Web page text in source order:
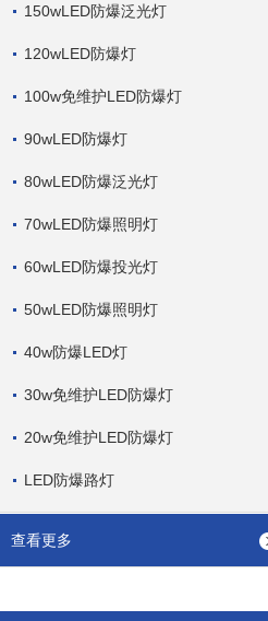
150wLED防爆泛光灯
120wLED防爆灯
100w免维护LED防爆灯
90wLED防爆灯
80wLED防爆泛光灯
70wLED防爆照明灯
60wLED防爆投光灯
50wLED防爆照明灯
40w防爆LED灯
30w免维护LED防爆灯
20w免维护LED防爆灯
LED防爆路灯
查看更多